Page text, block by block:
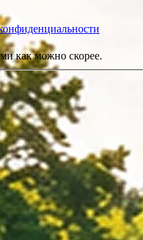
как можно скорее.